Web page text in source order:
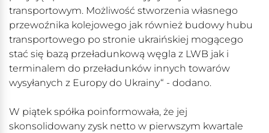
transportowym. Możliwość stworzenia własnego
przewoźnika kolejowego jak również budowy hubu
transportowego po stronie ukraińskiej mogącego
stać się bazą przeładunkową węgla z LWB jak i
terminalem do przeładunków innych towarów
wysyłanych z Europy do Ukrainy“ - dodano.
W piątek spółka poinformowała, że jej
skonsolidowany zysk netto w pierwszym kwartale